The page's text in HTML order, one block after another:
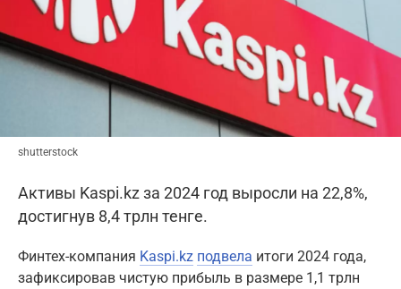
shutterstock
Активы Kaspi.kz за 2024 год выросли на 22,8%,
достигнув 8,4 трлн тенге.
Финтех-компания Kaspi.kz подвела итоги 2024 года,
зафиксировав чистую прибыль в размере 1,1 трлн